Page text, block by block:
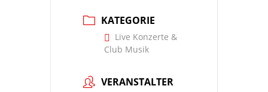
KATEGORIE
Live Konzerte &
Club Musik
VERANSTALTER